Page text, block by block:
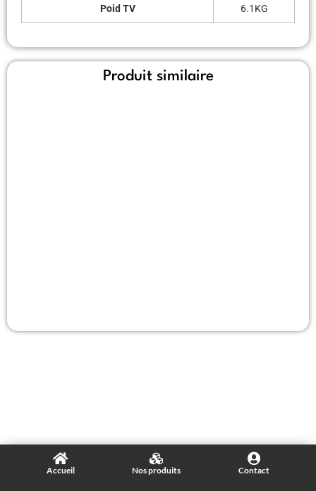
Poid TV 6.1KG
Produit similaire
Accueil Nos produits Contact